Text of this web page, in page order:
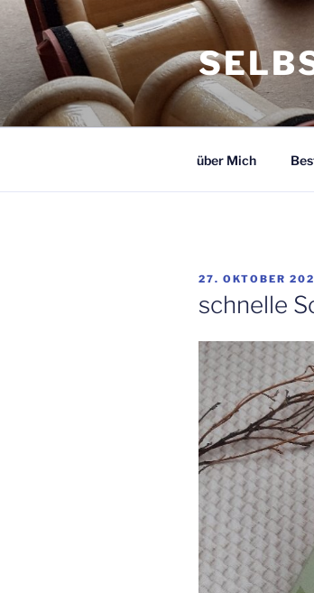
Zum
Inhalt
springen
über Mich
27. OKTOBER
schnelle